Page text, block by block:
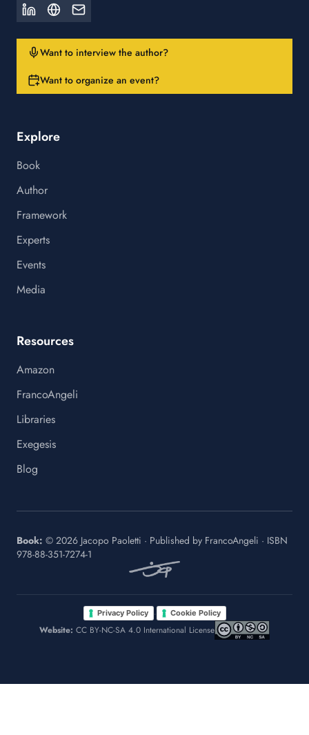
Want to interview the author?
Want to organize an event?
Explore
Book
Author
Framework
Experts
Events
Media
Resources
Amazon
FrancoAngeli
Libraries
Exegesis
Blog
Book: © 2026 Jacopo Paoletti · Published by FrancoAngeli · ISBN
978-88-351-7274-1
Privacy Policy · Cookie Policy
Website: CC BY-NC-SA 4.0 International License